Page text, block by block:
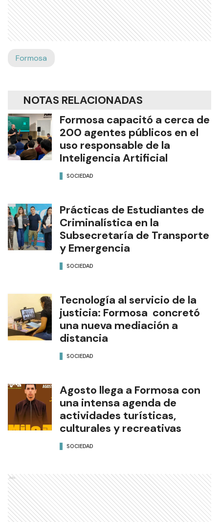
Formosa
NOTAS RELACIONADAS
Formosa capacitó a cerca de
200 agentes públicos en el
uso responsable de la
Inteligencia Artificial
SOCIEDAD
Prácticas de Estudiantes de
Criminalística en la
Subsecretaría de Transporte
y Emergencia
SOCIEDAD
Tecnología al servicio de la
justicia: Formosa concretó
una nueva mediación a
distancia
SOCIEDAD
Agosto llega a Formosa con
una intensa agenda de
actividades turísticas,
culturales y recreativas
SOCIEDAD
Ads